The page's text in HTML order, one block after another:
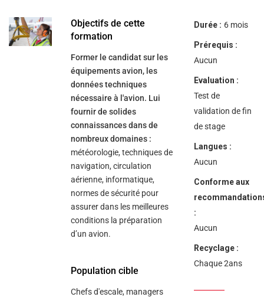
navigate
and
interact
Objectifs de cette
formation
Former le candidat sur les
équipements avion, les
données techniques
nécessaire à l'avion. Lui
fournir de solides
connaissances dans de
nombreux domaines :
météorologie, techniques de
navigation, circulation
aérienne, informatique,
normes de sécurité pour
assurer dans les meilleures
conditions la préparation
d’un avion.
Population cible
Chefs d'escale, managers
Durée : 6 mois
Prérequis :
Aucun
Evaluation :
Test de
validation de fin
de stage
Langues :
Aucun
Conforme aux
:
Aucun
Recyclage :
Chaque 2ans